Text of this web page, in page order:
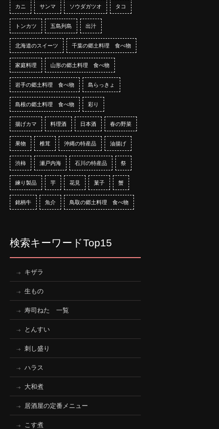
カニ サンマ ソウダガツオ タコ
トンカツ 五島列島 出汁
北海道のスイーツ 千葉の郷土料理 食べ物
家庭料理 山形の郷土料理 食べ物
岩手の郷土料理 食べ物 島らっきょ
島根の郷土料理 食べ物 彩り
揚げカマ 料理酒 日本酒 春の野菜
果物 椎茸 沖縄の特産品 油揚げ
渋柿 瀬戸内海 石川の特産品 祭
練り製品 芋 花見 菓子 蟹
銘柄牛 魚介 鳥取の郷土料理 食べ物
検索キーワードTop15
キザラ
生もの
寿司ねた 一覧
とんすい
刺し盛り
ハラス
大和煮
居酒屋の定番メニュー
こす煮